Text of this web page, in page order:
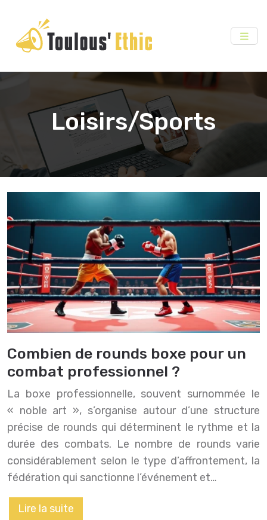
Loisirs/Sports
Combien de rounds boxe pour un
combat professionnel ?
La boxe professionnelle, souvent surnommée le
« noble art », s’organise autour d’une structure
précise de rounds qui déterminent le rythme et la
durée des combats. Le nombre de rounds varie
considérablement selon le type d’affrontement, la
fédération qui sanctionne l’événement et…
Lire la suite